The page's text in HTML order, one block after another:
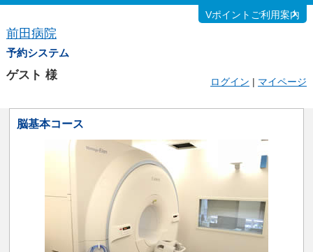
前田病院
予約システム
Vポイントご利用案内
ゲスト 様 ログイン | マイページ
脳基本コース